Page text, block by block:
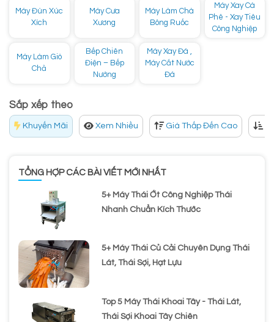
Máy Đùn Xúc
Xích
Máy Cưa
Xương
Máy Làm Chà
Bông Ruốc
Máy Xay Cà
Phê - Xay Tiêu
Công Nghiệp
Máy Làm Giò
Chả
Bếp Chiên
Điện – Bếp
Nướng
Máy Xay Đá ,
Máy Cắt Nước
Đá
Sắp xếp theo
Khuyến Mãi Xem Nhiều Giá Thấp Đến Cao
TỔNG HỢP CÁC BÀI VIẾT MỚI NHẤT
5+ Máy Thái Ớt Công Nghiệp Thái
Nhanh Chuẩn Kích Thước
5+ Máy Thái Củ Cải Chuyên Dụng Thái
Lát, Thái Sợi, Hạt Lựu
Top 5 Máy Thái Khoai Tây - Thái Lát,
Thái Sợi Khoai Tây Chiên